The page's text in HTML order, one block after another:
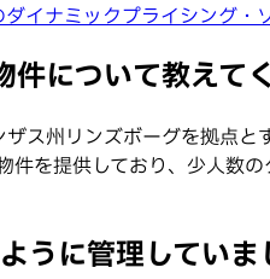
イナミックプライシング・
について教えて
ザス州リンズボーグを拠点
を提供しており、少人数
うに管理していま